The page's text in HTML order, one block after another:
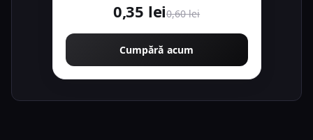
0,35 lei0,60 lei
Cumpără acum